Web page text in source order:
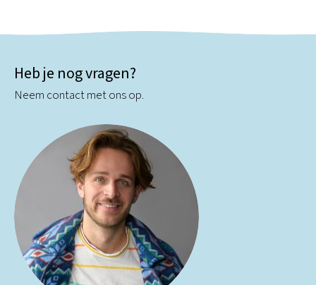
Heb je nog vragen?
Neem contact met ons op.